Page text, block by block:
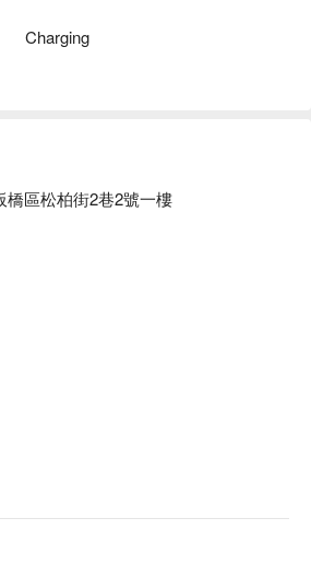
、Faith Salon 景安店價格立刻查看⬇︎
Charging
橋區松柏街2巷2號一樓